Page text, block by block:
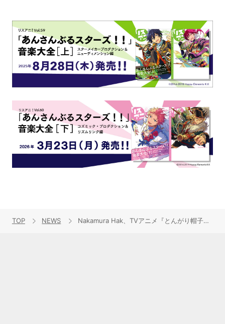
TOP NEWS Nakamura Hak、TVアニメ『とんがり帽子のアトリエ』で、３曲目となるEDテーマ「光り」が初オンエア＆MVも公開！